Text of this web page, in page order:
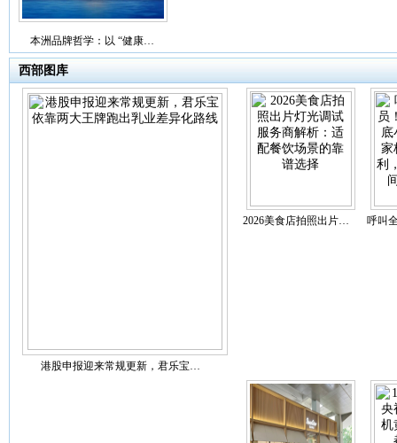
本洲品牌哲学：以 “健康…
西部图库
港股申报迎来常规更新，君乐宝…
2026美食店拍照出片… 呼叫